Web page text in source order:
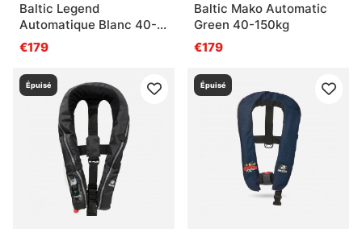
Baltic Legend
Automatique Blanc 40-
120 kg
€179
Baltic Mako Automatic
Green 40-150kg
€179
Épuisé Épuisé